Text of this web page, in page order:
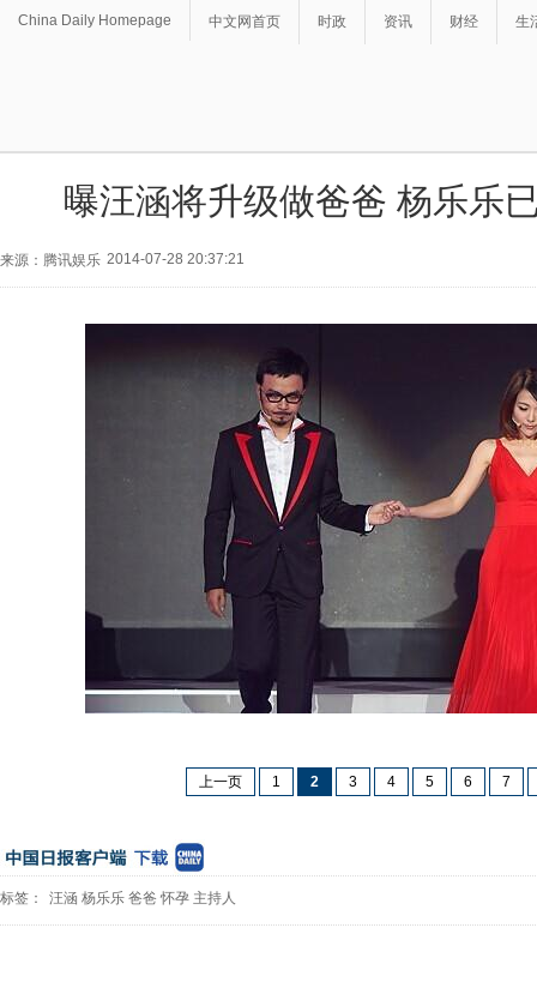
China Daily Homepage 中文网首页 时政 资讯 财经 生
曝汪涵将升级做爸爸 杨乐乐
来源：腾讯娱乐 2014-07-28 20:37:21
上一页 1 2 3 4 5 6 7
标签： 汪涵 杨乐乐 爸爸 怀孕 主持人